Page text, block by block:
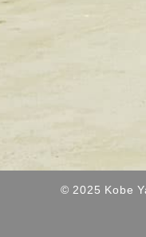
© 2025 Kobe